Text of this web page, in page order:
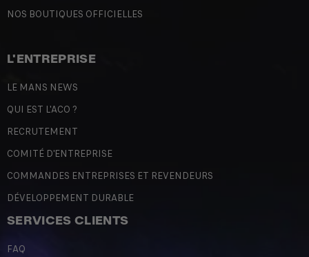
NOS BOUTIQUES OFFICIELLES
L'ENTREPRISE
LE MANS NEWS
QUI EST L'ACO ?
RECRUTEMENT
COMITÉ D'ENTREPRISE
COMMANDES ENTREPRISES ET REVENDEURS
DÉVELOPPEMENT DURABLE
SERVICES CLIENTS
FAQ